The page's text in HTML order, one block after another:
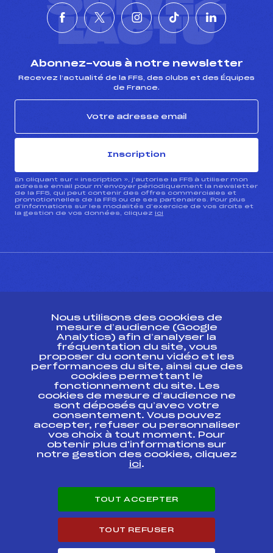
L'ACTU
Abonnez-vous à notre newsletter
Recevez l’actualité de la FFS, des clubs et des Équipes
de France.
Inscription
En cliquant sur « inscription », j’autorise la FFS à utiliser mon
adresse email pour m’envoyer périodiquement la newsletter
de la FFS, qui peut contenir des offres commerciales et
promotionnelles de la FFS ou de ses partenaires. Pour plus
d’informations sur les modalités d’exercice de vos droits et
la gestion de vos données, cliquez ici
ESPACE PRESSE
Ressources
Pass’Neige
Projet sportif fédéral
Projet de performance fédéral
Antidopage
Pôle Développement, Formation, Suivi
Scientifique
Listes ministérielles
Pôle vie de l’athlète
Carrières
Nous utilisons des cookies de
mesure d’audience (Google
Analytics) afin d’analyser la
fréquentation du site, vous
proposer du contenu vidéo et les
performances du site, ainsi que des
cookies permettant le
fonctionnement du site. Les
cookies de mesure d’audience ne
sont déposés qu’avec votre
consentement. Vous pouvez
accepter, refuser ou personnaliser
vos choix à tout moment. Pour
obtenir plus d'informations sur
notre gestion des cookies, cliquez
ici.
TOUT ACCEPTER
TOUT REFUSER